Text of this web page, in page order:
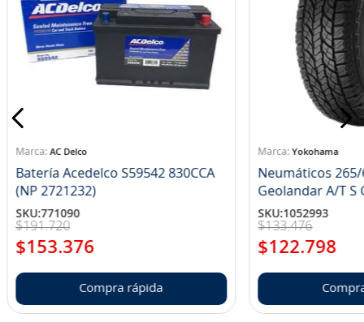
AC Delco
Batería Acedelco S59542 830CCA
(NP 2721232)
SKU:771090
$191.720
$153.376
Compra rápida
Yokohama
Neumáticos 265/
SKU:1052993
$133.476
$122.798